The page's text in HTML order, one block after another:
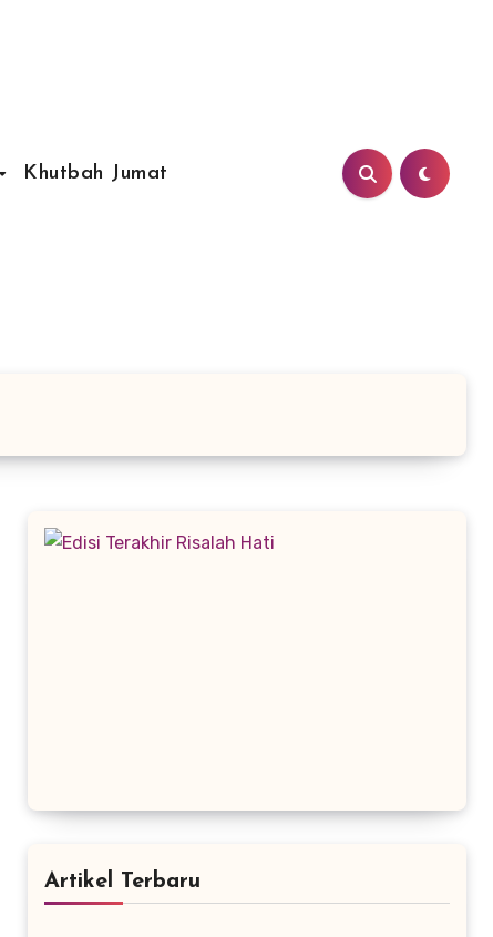
Khutbah Jumat
Artikel Terbaru